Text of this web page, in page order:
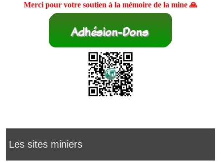
Merci pour votre soutien à la mémoire de la mine 🙏
Les sites miniers